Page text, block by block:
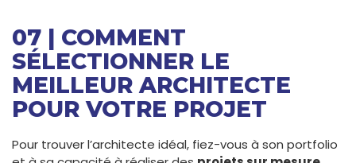
07 | COMMENT
SÉLECTIONNER LE
MEILLEUR ARCHITECTE
POUR VOTRE PROJET
Pour trouver l’architecte idéal, fiez-vous à son portfolio